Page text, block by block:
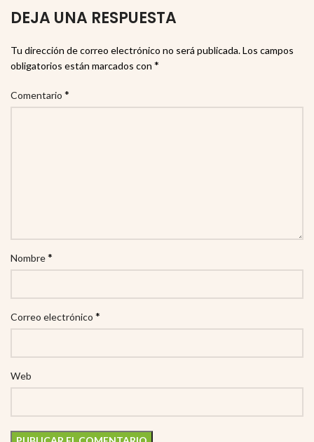
DEJA UNA RESPUESTA
Tu dirección de correo electrónico no será publicada.Los campos
obligatorios están marcados con *
Comentario *
Nombre*
Correo electrónico *
Web